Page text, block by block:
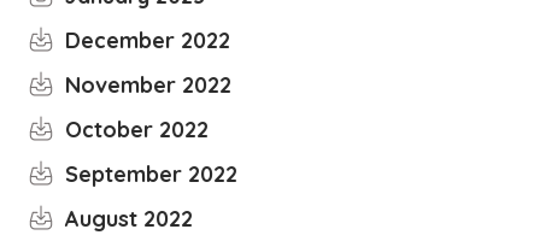
December 2022
November 2022
October 2022
September 2022
August 2022